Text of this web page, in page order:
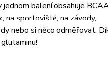
balení obsahuje
na sportoviště, na závody,
nebo si něco odměřovat.